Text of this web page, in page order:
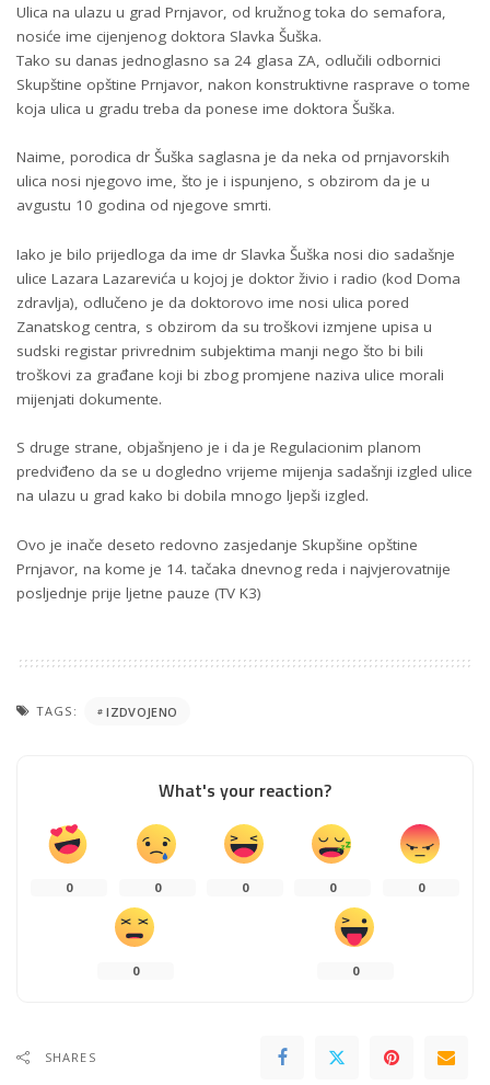
Ulica na ulazu u grad Prnjavor, od kružnog toka do semafora,
nosiće ime cijenjenog doktora Slavka Šuška.
Tako su danas jednoglasno sa 24 glasa ZA, odlučili odbornici
Skupštine opštine Prnjavor, nakon konstruktivne rasprave o tome
koja ulica u gradu treba da ponese ime doktora Šuška.
Naime, porodica dr Šuška saglasna je da neka od prnjavorskih
ulica nosi njegovo ime, što je i ispunjeno, s obzirom da je u
avgustu 10 godina od njegove smrti.
Iako je bilo prijedloga da ime dr Slavka Šuška nosi dio sadašnje
ulice Lazara Lazarevića u kojoj je doktor živio i radio (kod Doma
zdravlja), odlučeno je da doktorovo ime nosi ulica pored
Zanatskog centra, s obzirom da su troškovi izmjene upisa u
sudski registar privrednim subjektima manji nego što bi bili
troškovi za građane koji bi zbog promjene naziva ulice morali
mijenjati dokumente.
S druge strane, objašnjeno je i da je Regulacionim planom
predviđeno da se u dogledno vrijeme mijenja sadašnji izgled ulice
na ulazu u grad kako bi dobila mnogo ljepši izgled.
Ovo je inače deseto redovno zasjedanje Skupšine opštine
Prnjavor, na kome je 14. tačaka dnevnog reda i najvjerovatnije
posljednje prije ljetne pauze (TV K3)
TAGS: IZDVOJENO
What's your reaction?
0 0 0 0 0
0 0
SHARES